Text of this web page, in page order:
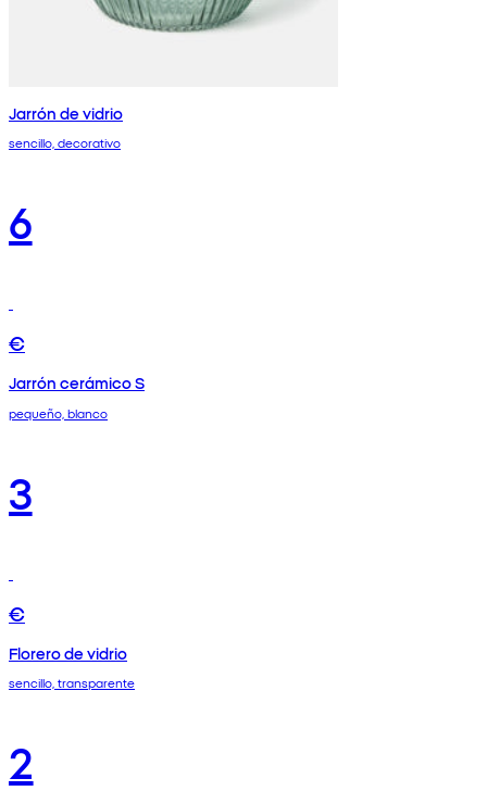
Jarrón de vidrio
sencillo, decorativo
6
€
Jarrón cerámico S
pequeño, blanco
3
€
Florero de vidrio
sencillo, transparente
2